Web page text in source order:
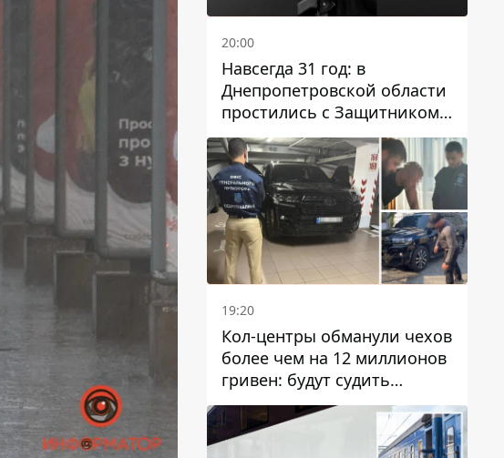
20:00
Навсегда 31 год: в
Днепропетровской области
простились с Защитником
Александром Репиным
19:20
Кол-центры обманули чехов
более чем на 12 миллионов
гривен: будут судить
днепрянина,
организовавшего
транснациональную